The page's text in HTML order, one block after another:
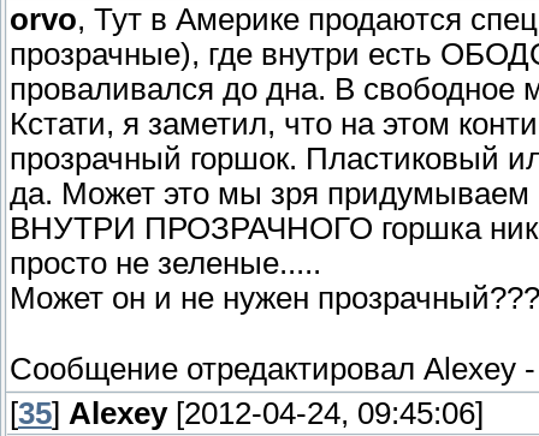
orvo, Тут в Америке продаются
прозрачные), где внутри есть
проваливался до дна. В свободное
Кстати, я заметил, что на этом
прозрачный горшок.
да. Может это мы зря придумываем
ВНУТРИ ПРОЗРАЧНОГО горшка
просто не зеленые.....
Может он и не нужен
Сообщение отредактировал Alexey
[35] Alexey[2012-04-24, 09:45:06]